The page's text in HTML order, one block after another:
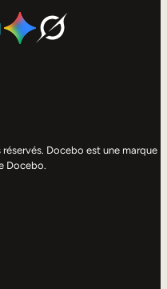
Docebo est une marque
Docebo.